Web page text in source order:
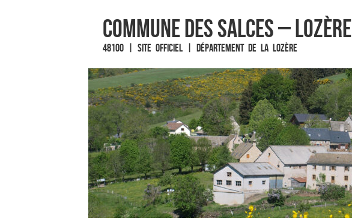
Commune des Salces – Lozère
48100 | Site officiel | Département de la Lozère